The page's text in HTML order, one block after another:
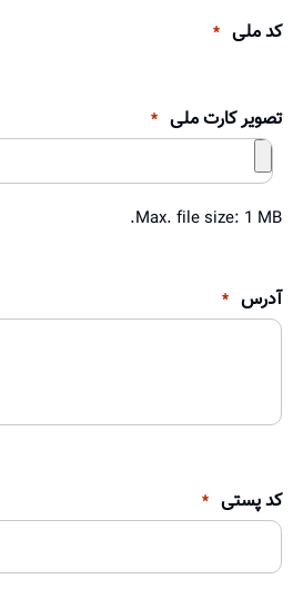
کد ملی *
تصویر کارت ملی *
Max. file size: 1 MB.
آدرس *
کد پستی *